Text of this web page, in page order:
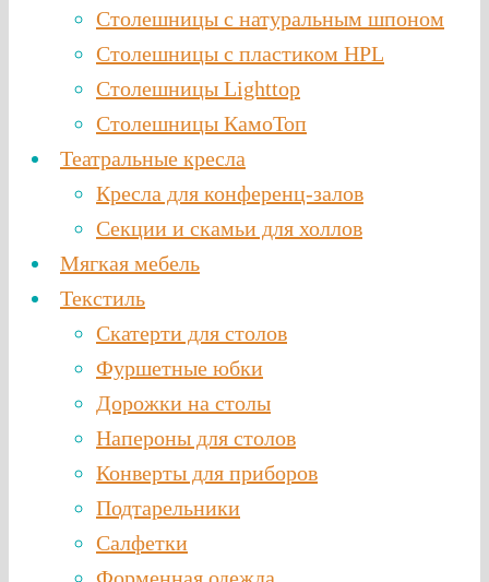
Столешницы с натуральным шпоном
Столешницы c пластиком HPL
Столешницы Lighttop
Столешницы КамоТоп
Театральные кресла
Кресла для конференц-залов
Секции и скамьи для холлов
Мягкая мебель
Текстиль
Скатерти для столов
Фуршетные юбки
Дорожки на столы
Напероны для столов
Конверты для приборов
Подтарельники
Салфетки